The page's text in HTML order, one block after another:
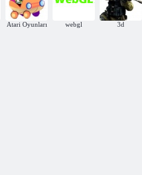
Atari Oyunları webgl 3d